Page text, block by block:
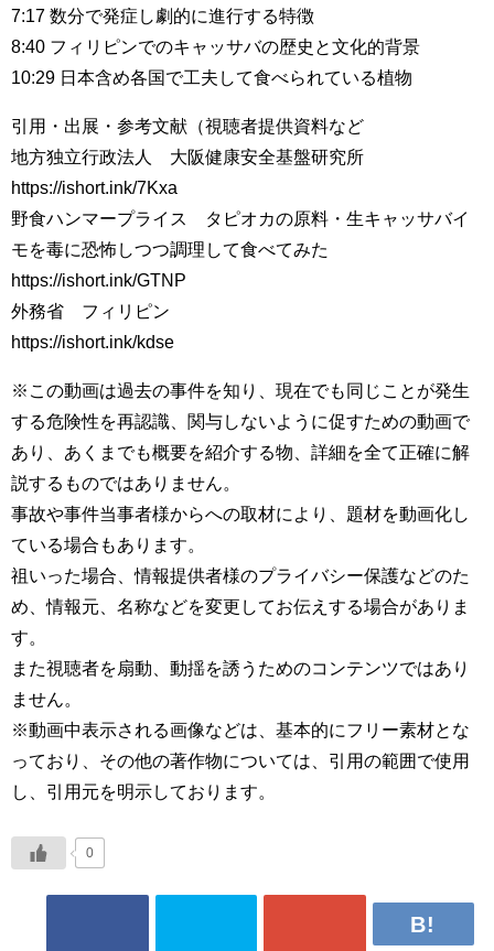
7:17 数分で発症し劇的に進行する特徴
8:40 フィリピンでのキャッサバの歴史と文化的背景
10:29 日本含め各国で工夫して食べられている植物
引用・出展・参考文献（視聴者提供資料など
地方独立行政法人 大阪健康安全基盤研究所
https://ishort.ink/7Kxa
野食ハンマープライス タピオカの原料・生キャッサバイ
モを毒に恐怖しつつ調理して食べてみた
https://ishort.ink/GTNP
外務省 フィリピン
https://ishort.ink/kdse
※この動画は過去の事件を知り、現在でも同じことが発生
する危険性を再認識、関与しないように促すための動画で
あり、あくまでも概要を紹介する物、詳細を全て正確に解
説するものではありません。
事故や事件当事者様からへの取材により、題材を動画化し
ている場合もあります。
祖いった場合、情報提供者様のプライバシー保護などのた
め、情報元、名称などを変更してお伝えする場合がありま
す。
また視聴者を扇動、動揺を誘うためのコンテンツではあり
ません。
※動画中表示される画像などは、基本的にフリー素材とな
っており、その他の著作物については、引用の範囲で使用
し、引用元を明示しております。
0